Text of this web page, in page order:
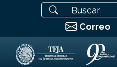
Correo